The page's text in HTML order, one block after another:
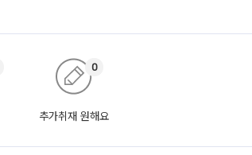
추가취재 원해요
0